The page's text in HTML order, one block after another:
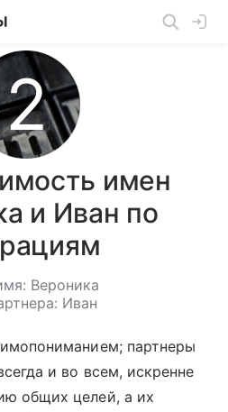
имен
и Иван по
Вероника
Иван
партнеры
и во всем, искренне
общих целей, а их